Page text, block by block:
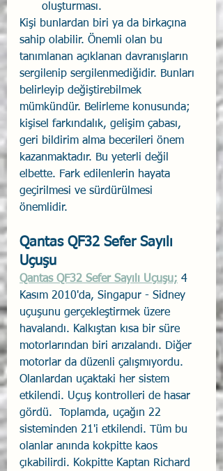
oluşturması.
Kişi bunlardan biri ya da birkaçına
sahip olabilir. Önemli olan bu
tanımlanan açıklanan davranışların
sergilenip sergilenmediğidir. Bunları
belirleyip değiştirebilmek
mümkündür. Belirleme konusunda;
kişisel farkındalık, gelişim çabası,
geri bildirim alma becerileri önem
kazanmaktadır. Bu yeterli değil
elbette. Fark edilenlerin hayata
geçirilmesi ve sürdürülmesi
önemlidir.
Qantas QF32 Sefer Sayılı
Uçuşu
Qantas QF32 Sefer Sayılı Uçuşu; 4
Kasım 2010'da, Singapur - Sidney
uçuşunu gerçekleştirmek üzere
havalandı. Kalkıştan kısa bir süre
motorlarından biri arızalandı. Diğer
motorlar da düzenli çalışmıyordu.
Olanlardan uçaktaki her sistem
etkilendi. Uçuş kontrolleri de hasar
gördü.  Toplamda, uçağın 22
sisteminden 21'i etkilendi. Tüm bu
olanlar anında kokpitte kaos
çıkabilirdi. Kokpitte Kaptan Richard